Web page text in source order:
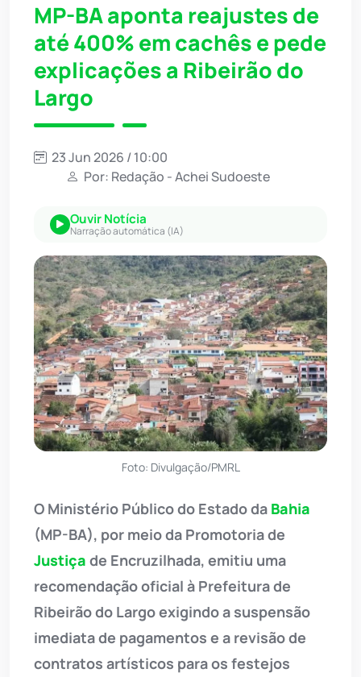
MP-BA aponta reajustes de
até 400% em cachês e pede
explicações a Ribeirão do
Largo
23 Jun 2026 / 10:00
Por: Redação - Achei Sudoeste
Ouvir Notícia
Narração automática (IA)
Foto: Divulgação/PMRL
O Ministério Público do Estado da Bahia
(MP-BA), por meio da Promotoria de
Justiça de Encruzilhada, emitiu uma
recomendação oficial à Prefeitura de
Ribeirão do Largo exigindo a suspensão
imediata de pagamentos e a revisão de
contratos artísticos para os festejos